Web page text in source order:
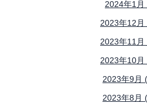
2024年1月
2023年12月
2023年11月
2023年10月
2023年9月
2023年8月